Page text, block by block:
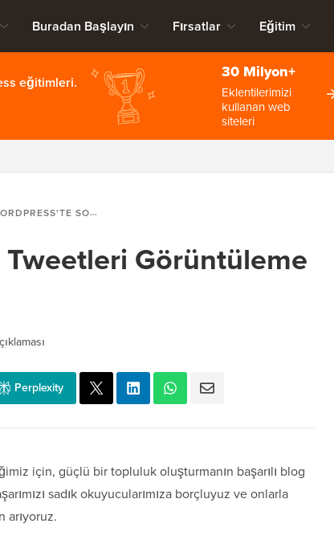
Buradan Başlayın Fırsatlar Eğitim
eğitimleri.
30 Milyon+
Eklentilerimizi
kullanan web
siteleri
SON TWEETLERI GÖRÜNTÜLEME (ADIM ADIM)
Görüntüleme
Perplexity
için, güçlü bir topluluk oluşturmanın başarılı blog
sadık okuyucularımıza borçluyuz ve onlarla
arıyoruz.